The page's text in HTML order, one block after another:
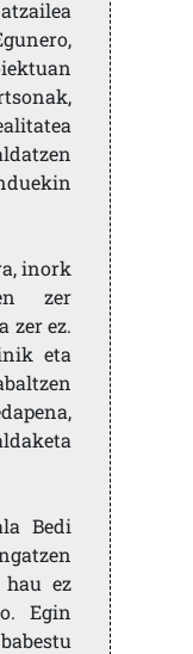
inork
zer
zer ez.
eta
Bedi
hau ez
Egin